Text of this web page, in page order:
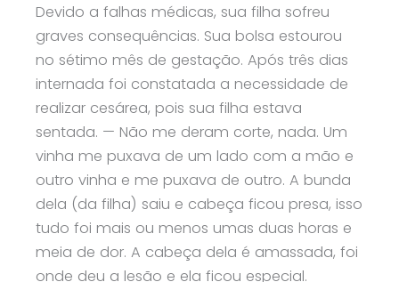
Devido a falhas médicas, sua filha sofreu
graves consequências. Sua bolsa estourou
no sétimo mês de gestação. Após três dias
internada foi constatada a necessidade de
realizar cesárea, pois sua filha estava
sentada. — Não me deram corte, nada. Um
vinha me puxava de um lado com a mão e
outro vinha e me puxava de outro. A bunda
dela (da filha) saiu e cabeça ficou presa, isso
tudo foi mais ou menos umas duas horas e
meia de dor. A cabeça dela é amassada, foi
onde deu a lesão e ela ficou especial.